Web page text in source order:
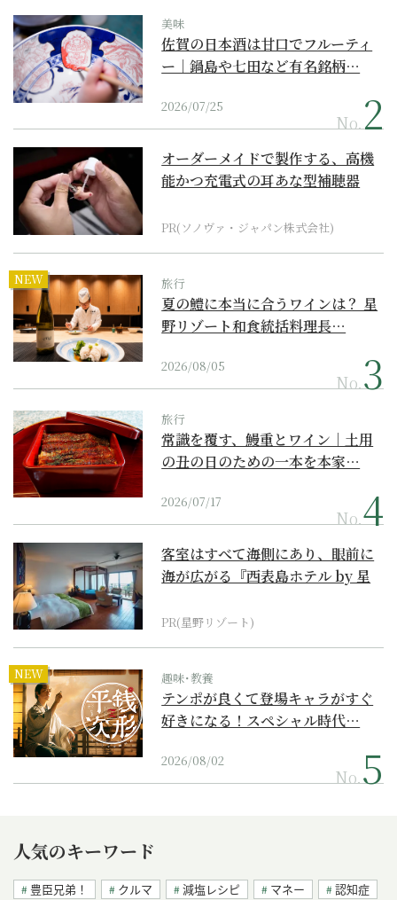
美味
佐賀の日本酒は甘口でフルーティ
ー｜鍋島や七田など有名銘柄…
2026/07/25
No.
オーダーメイドで製作する、高機
能かつ充電式の耳あな型補聴器
PR(ソノヴァ・ジャパン株式会社)
NEW 旅行
夏の鱧に本当に合うワインは？ 星
野リゾート和食統括料理長…
2026/08/05
No.
旅行
常識を覆す、鰻重とワイン｜土用
の丑の日のための一本を本家…
2026/07/17
No.
客室はすべて海側にあり、眼前に
海が広がる『西表島ホテル by 星
PR(星野リゾート)
NEW 趣味･教養
テンポが良くて登場キャラがすぐ
好きになる！スペシャル時代…
2026/08/02
No.
人気のキーワード
豊臣兄弟！ クルマ 減塩レシピ マネー
認知症